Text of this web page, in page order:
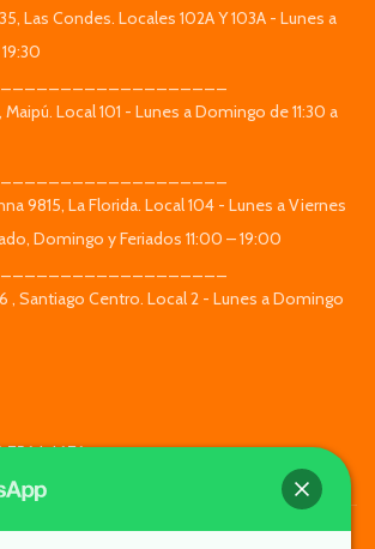
Las Condes. Locales 102A Y 103A - Lunes a
Local 101 - Lunes a Domingo de 11:30 a
9815, La Florida. Local 104 - Lunes a Viernes
Domingo y Feriados 11:00 – 19:00
, Santiago Centro. Local 2 - Lunes a Domingo
7564 4676